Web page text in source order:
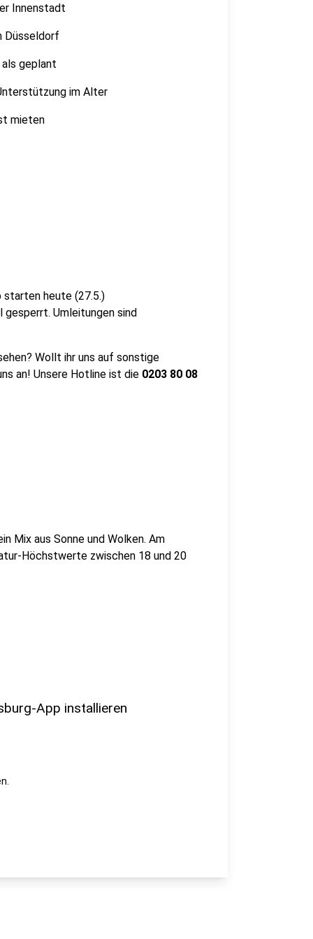
Innenstadt
Düsseldorf
geplant
im Alter
mieten
starten heute (27.5.)
gesperrt. Umleitungen sind
Wollt ihr uns auf sonstige
an! Unsere Hotline ist die 0203 80 08
Mix aus Sonne und Wolken. Am
Höchstwerte zwischen 18 und 20
App installieren